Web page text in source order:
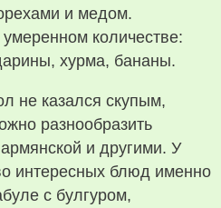
и медом.
количестве:
хурма, бананы.
не казался скупым,
разнообразить
и другими. У
интересных блюд именно
с булгуром,